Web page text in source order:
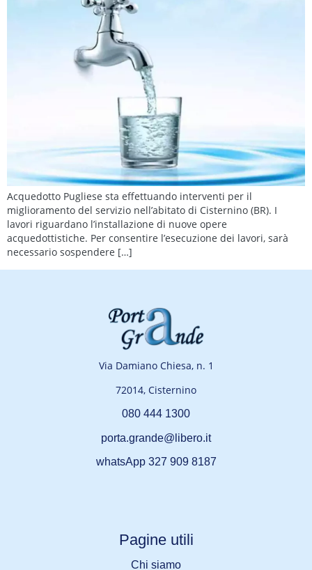
Acquedotto Pugliese sta effettuando interventi per il
miglioramento del servizio nell’abitato di Cisternino (BR). I
lavori riguardano l’installazione di nuove opere
acquedottistiche. Per consentire l’esecuzione dei lavori, sarà
necessario sospendere […]
Via Damiano Chiesa, n. 1
72014, Cisternino
080 444 1300
porta.grande@libero.it
whatsApp 327 909 8187
Pagine utili
Chi siamo